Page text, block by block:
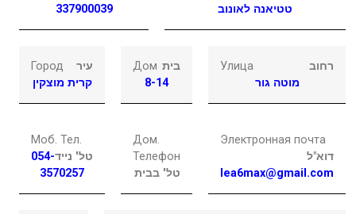
337900039
טטיאנה לאונוב
Город
עיר
קרית מוצקין
Дом בית
8-14
Улица
רחוב
מוטה גור
Моб. Тел.
טל' נייד054-
3570257
Дом.
Телефон
טל' בבית
Электронная почта
דוא"ל
lea6max@gmail.com